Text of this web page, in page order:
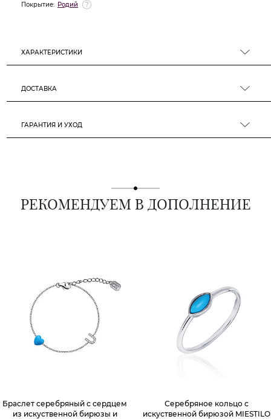
Покрытие: Родий
ХАРАКТЕРИСТИКИ
ДОСТАВКА
ГАРАНТИЯ И УХОД
РЕКОМЕНДУЕМ В ДОПОЛНЕНИЕ
Браслет серебряный с сердцем
из искуственной бирюзы и
Серебряное кольцо с
искуственной бирюзой MIESTILO